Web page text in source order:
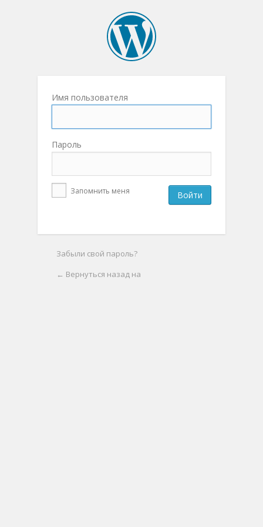
Имя пользователя
Пароль
Запомнить меня
Забыли свой пароль?
← Вернуться назад на